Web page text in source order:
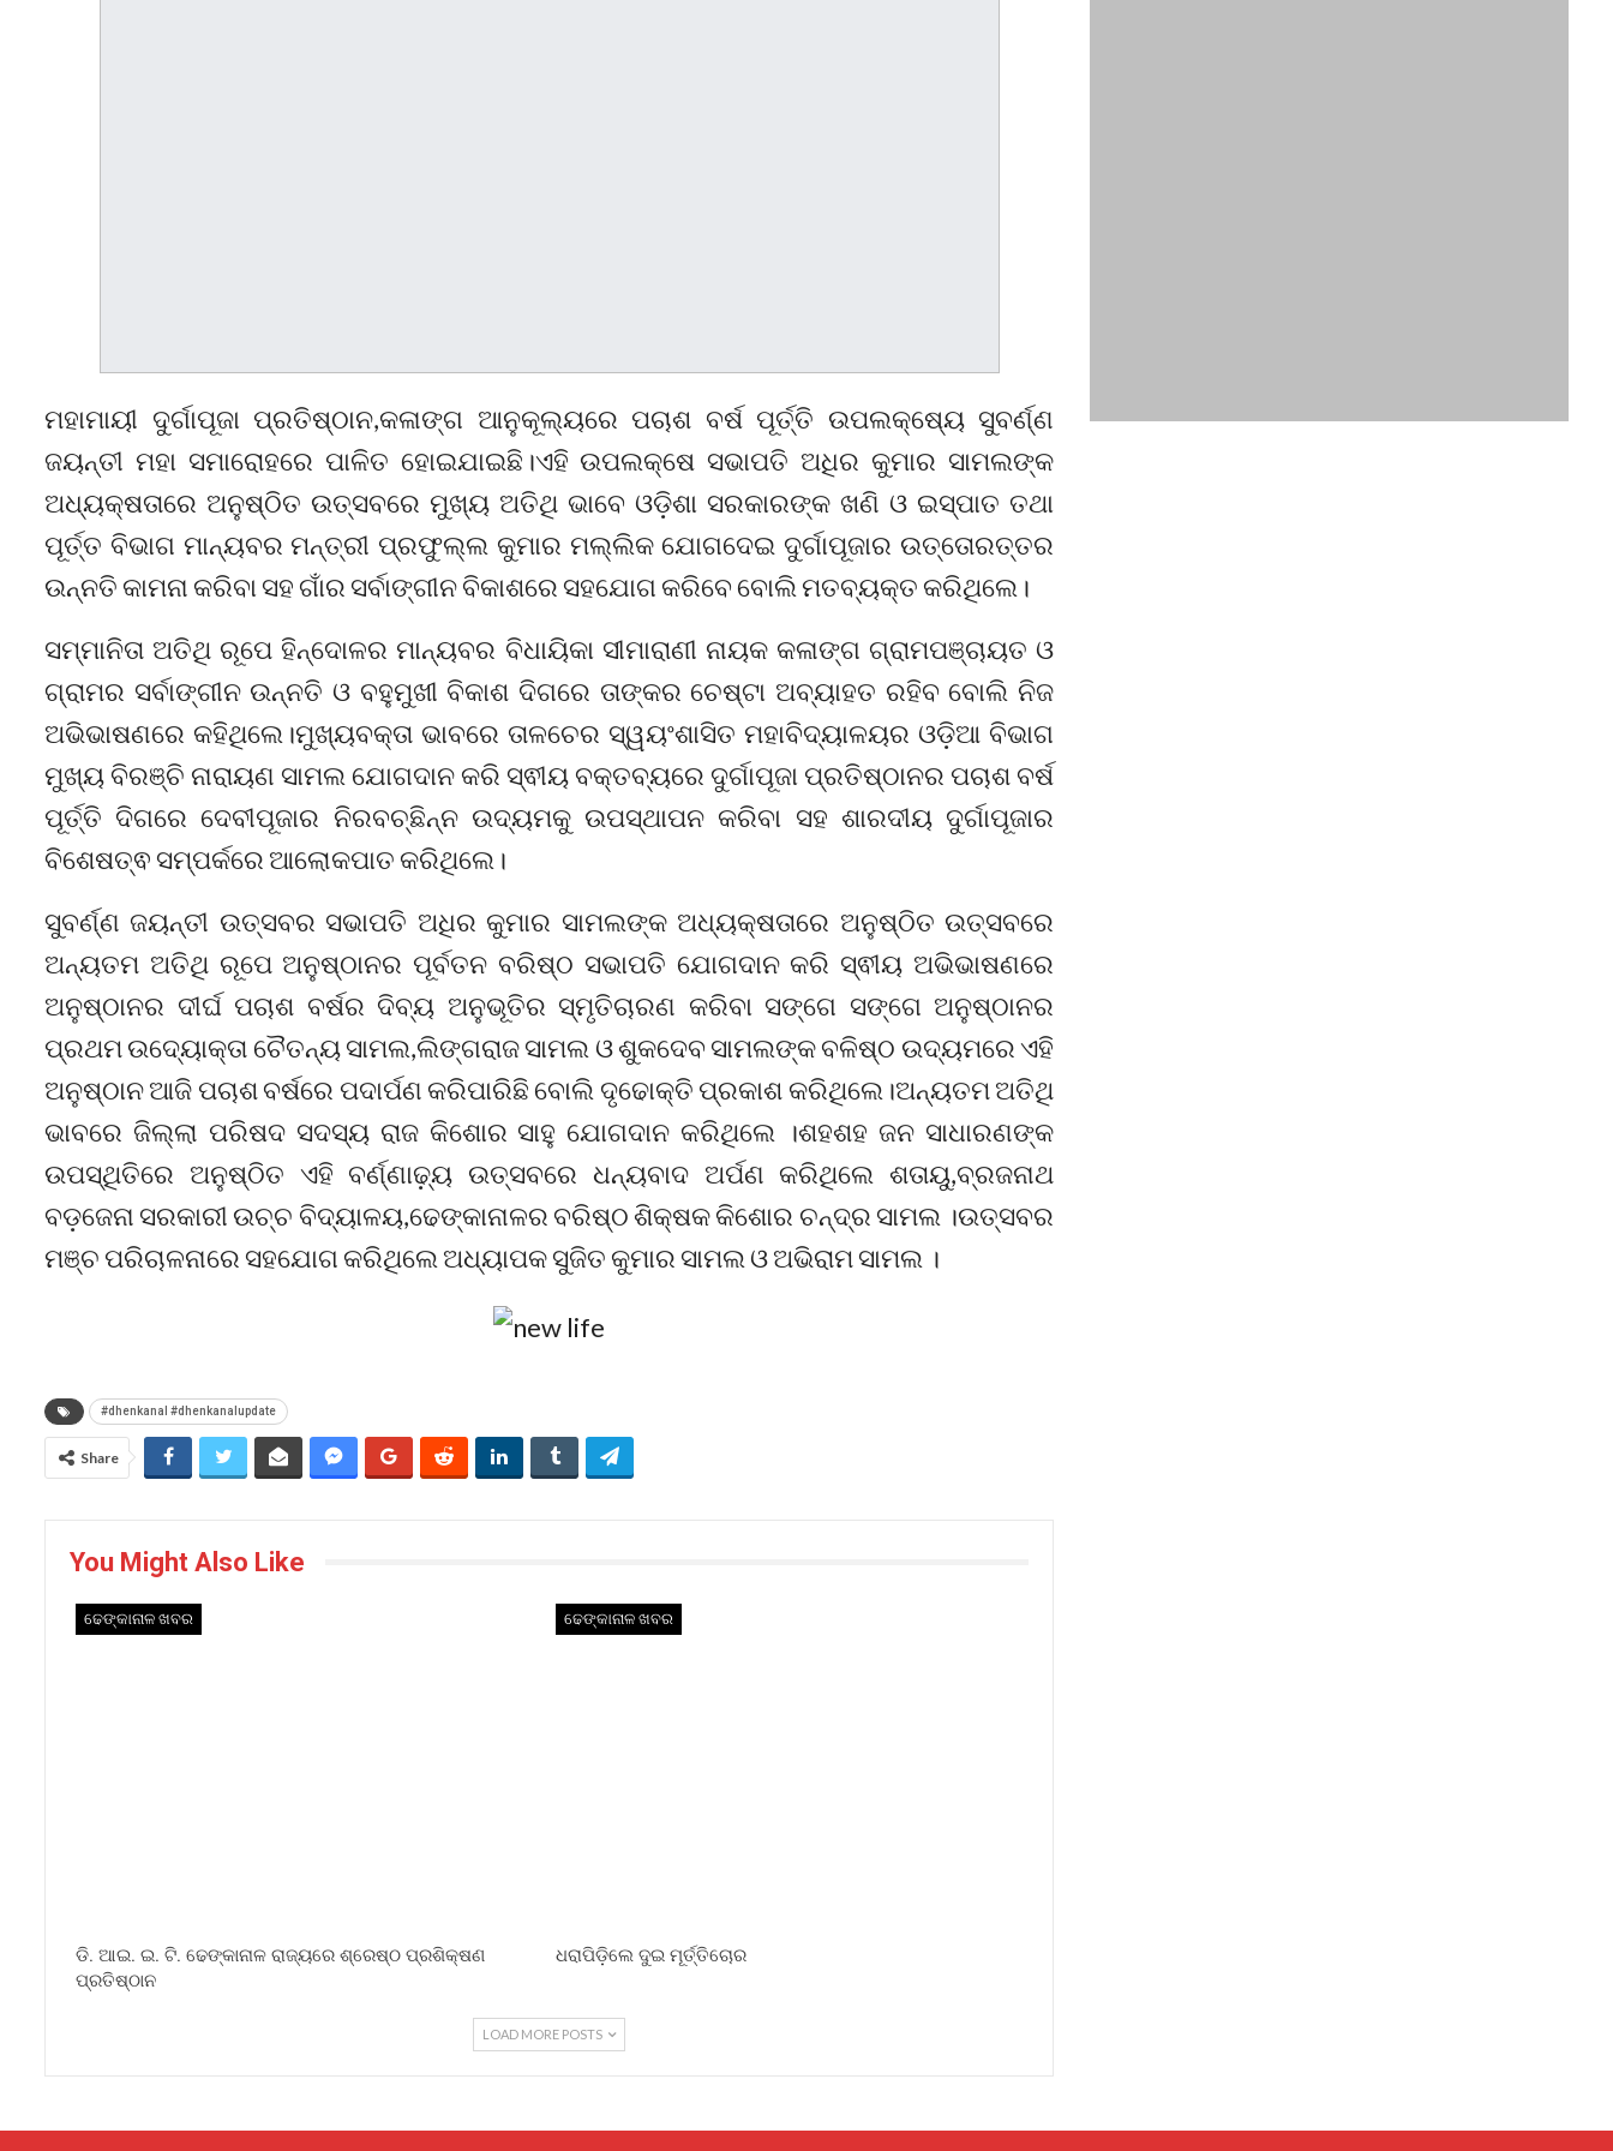
ମହାମାୟୀ ଦୁର୍ଗାପୂଜା ପ୍ରତିଷ୍ଠାନ,କଳାଙ୍ଗ ଆନୁକୂଲ୍ୟରେ ପଚାଶ ବର୍ଷ ପୂର୍ତ୍ତି ଉପଲକ୍ଷ୍ୟେ ସୁବର୍ଣ୍ଣ
ଜୟନ୍ତୀ ମହା ସମାରୋହରେ ପାଳିତ ହୋଇଯାଇଛି।ଏହି ଉପଲକ୍ଷେ ସଭାପତି ଅଧିର କୁମାର ସାମଲଙ୍କ
ଅଧ୍ୟକ୍ଷତାରେ ଅନୁଷ୍ଠିତ ଉତ୍ସବରେ ମୁଖ୍ୟ ଅତିଥି ଭାବେ ଓଡ଼ିଶା ସରକାରଙ୍କ ଖଣି ଓ ଇସ୍ପାତ ତଥା
ପୂର୍ତ୍ତ ବିଭାଗ ମାନ୍ୟବର ମନ୍ତ୍ରୀ ପ୍ରଫୁଲ୍ଲ କୁମାର ମଲ୍ଲିକ ଯୋଗଦେଇ ଦୁର୍ଗାପୂଜାର ଉତ୍ତୋରତ୍ତର
ଉନ୍ନତି କାମନା କରିବା ସହ ଗାଁର ସର୍ବାଙ୍ଗୀନ ବିକାଶରେ ସହଯୋଗ କରିବେ ବୋଲି ମତବ୍ୟକ୍ତ କରିଥିଲେ।
ସମ୍ମାନିତା ଅତିଥି ରୂପେ ହିନ୍ଦୋଳର ମାନ୍ୟବର ବିଧାୟିକା ସୀମାରାଣୀ ନାୟକ କଳାଙ୍ଗ ଗ୍ରାମପଞ୍ଚାୟତ ଓ
ଗ୍ରାମର ସର୍ବାଙ୍ଗୀନ ଉନ୍ନତି ଓ ବହୁମୁଖୀ ବିକାଶ ଦିଗରେ ତାଙ୍କର ଚେଷ୍ଟା ଅବ୍ୟାହତ ରହିବ ବୋଲି ନିଜ
ଅଭିଭାଷଣରେ କହିଥିଲେ।ମୁଖ୍ୟବକ୍ତା ଭାବରେ ତାଳଚେର ସ୍ୱୟଂଶାସିତ ମହାବିଦ୍ୟାଳୟର ଓଡ଼ିଆ ବିଭାଗ
ମୁଖ୍ୟ ବିରଞ୍ଚି ନାରାୟଣ ସାମଲ ଯୋଗଦାନ କରି ସ୍ଵୀୟ ବକ୍ତବ୍ୟରେ ଦୁର୍ଗାପୂଜା ପ୍ରତିଷ୍ଠାନର ପଚାଶ ବର୍ଷ
ପୂର୍ତ୍ତି ଦିଗରେ ଦେବୀପୂଜାର ନିରବଚ୍ଛିନ୍ନ ଉଦ୍ୟମକୁ ଉପସ୍ଥାପନ କରିବା ସହ ଶାରଦୀୟ ଦୁର୍ଗାପୂଜାର
ବିଶେଷତ୍ଵ ସମ୍ପର୍କରେ ଆଲୋକପାତ କରିଥିଲେ।
ସୁବର୍ଣ୍ଣ ଜୟନ୍ତୀ ଉତ୍ସବର ସଭାପତି ଅଧିର କୁମାର ସାମଲଙ୍କ ଅଧ୍ୟକ୍ଷତାରେ ଅନୁଷ୍ଠିତ ଉତ୍ସବରେ
ଅନ୍ୟତମ ଅତିଥି ରୂପେ ଅନୁଷ୍ଠାନର ପୂର୍ବତନ ବରିଷ୍ଠ ସଭାପତି ଯୋଗଦାନ କରି ସ୍ଵୀୟ ଅଭିଭାଷଣରେ
ଅନୁଷ୍ଠାନର ଦୀର୍ଘ ପଚାଶ ବର୍ଷର ଦିବ୍ୟ ଅନୁଭୂତିର ସ୍ମୃତିଚାରଣ କରିବା ସଙ୍ଗେ ସଙ୍ଗେ ଅନୁଷ୍ଠାନର
ପ୍ରଥମ ଉଦ୍ୟୋକ୍ତା ଚୈତନ୍ୟ ସାମଲ,ଲିଙ୍ଗରାଜ ସାମଲ ଓ ଶୁକଦେବ ସାମଲଙ୍କ ବଳିଷ୍ଠ ଉଦ୍ୟମରେ ଏହି
ଅନୁଷ୍ଠାନ ଆଜି ପଚାଶ ବର୍ଷରେ ପଦାର୍ପଣ କରିପାରିଛି ବୋଲି ଦୃଢୋକ୍ତି ପ୍ରକାଶ କରିଥିଲେ।ଅନ୍ୟତମ ଅତିଥି
ଭାବରେ ଜିଲ୍ଲା ପରିଷଦ ସଦସ୍ୟ ରାଜ କିଶୋର ସାହୁ ଯୋଗଦାନ କରିଥିଲେ ।ଶହଶହ ଜନ ସାଧାରଣଙ୍କ
ଉପସ୍ଥିତିରେ ଅନୁଷ୍ଠିତ ଏହି ବର୍ଣ୍ଣାଢ଼୍ୟ ଉତ୍ସବରେ ଧନ୍ୟବାଦ ଅର୍ପଣ କରିଥିଲେ ଶତାୟୁ,ବ୍ରଜନାଥ
ବଡ଼ଜେନା ସରକାରୀ ଉଚ୍ଚ ବିଦ୍ୟାଳୟ,ଢେଙ୍କାନାଳର ବରିଷ୍ଠ ଶିକ୍ଷକ କିଶୋର ଚନ୍ଦ୍ର ସାମଲ ।ଉତ୍ସବର
ମଞ୍ଚ ପରିଚାଳନାରେ ସହଯୋଗ କରିଥିଲେ ଅଧ୍ୟାପକ ସୁଜିତ କୁମାର ସାମଲ ଓ ଅଭିରାମ ସାମଲ ।
#dhenkanal #dhenkanalupdate
Share
You Might Also Like
ଢେଙ୍କାନାଳ ଖବର
ଡି. ଆଇ. ଇ. ଟି. ଢେଙ୍କାନାଳ ରାଜ୍ୟରେ ଶ୍ରେଷ୍ଠ ପ୍ରଶିକ୍ଷଣ
ପ୍ରତିଷ୍ଠାନ
ଢେଙ୍କାନାଳ ଖବର
ଧରାପିଡ଼ିଲେ ଦୁଇ ମୂର୍ତ୍ତିଚୋର
LOAD MORE POSTS